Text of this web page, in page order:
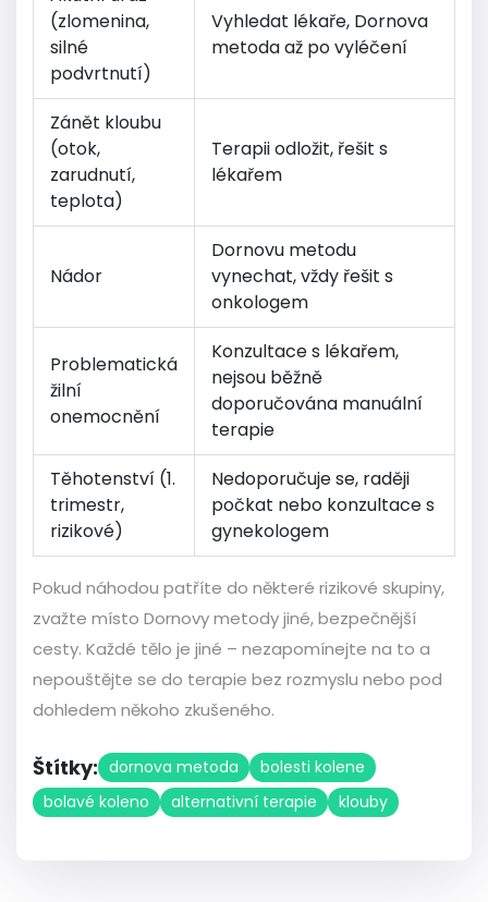
(zlomenina,
silné
podvrtnutí)
Vyhledat lékaře, Dornova
metoda až po vyléčení
Zánět kloubu
(otok,
zarudnutí,
teplota)
Terapii odložit, řešit s
lékařem
Nádor
Dornovu metodu
vynechat, vždy řešit s
onkologem
Problematická
žilní
onemocnění
Konzultace s lékařem,
nejsou běžně
doporučována manuální
terapie
Těhotenství (1.
trimestr,
rizikové)
Nedoporučuje se, raději
počkat nebo konzultace s
gynekologem
Pokud náhodou patříte do některé rizikové skupiny,
zvažte místo Dornovy metody jiné, bezpečnější
cesty. Každé tělo je jiné – nezapomínejte na to a
nepouštějte se do terapie bez rozmyslu nebo pod
dohledem někoho zkušeného.
Štítky: dornova metoda
bolesti kolene
bolavé koleno
alternativní terapie klouby